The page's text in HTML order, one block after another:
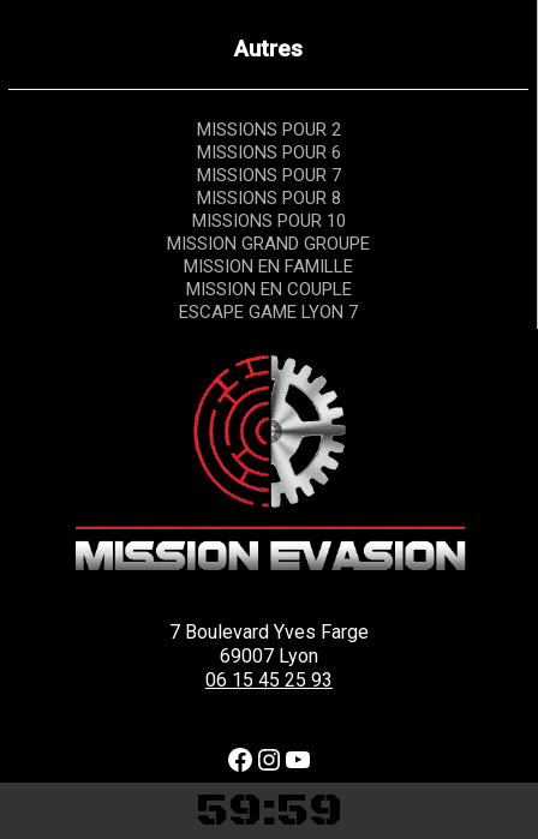
Autres
MISSIONS POUR 2
MISSIONS POUR 6
MISSIONS POUR 7
MISSIONS POUR 8
MISSIONS POUR 10
MISSION GRAND GROUPE
MISSION EN FAMILLE
MISSION EN COUPLE
ESCAPE GAME LYON 7
7 Boulevard Yves Farge
69007 Lyon
06 15 45 25 93
Facebook InstagramYouTube
59:59